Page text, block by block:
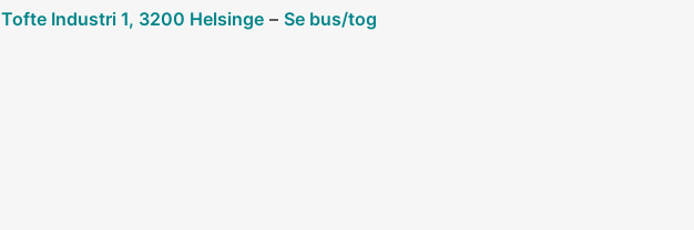
Tofte Industri 1, 3200 Helsinge – Se bus/tog